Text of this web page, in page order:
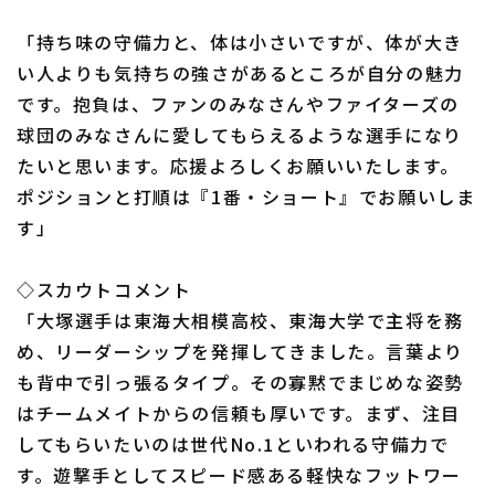
「持ち味の守備力と、体は小さいですが、体が大き
い人よりも気持ちの強さがあるところが自分の魅力
です。抱負は、ファンのみなさんやファイターズの
球団のみなさんに愛してもらえるような選手になり
たいと思います。応援よろしくお願いいたします。
ポジションと打順は『1番・ショート』でお願いしま
す」
◇スカウトコメント
「大塚選手は東海大相模高校、東海大学で主将を務
め、リーダーシップを発揮してきました。言葉より
も背中で引っ張るタイプ。その寡黙でまじめな姿勢
はチームメイトからの信頼も厚いです。まず、注目
してもらいたいのは世代No.1といわれる守備力で
す。遊撃手としてスピード感ある軽快なフットワー